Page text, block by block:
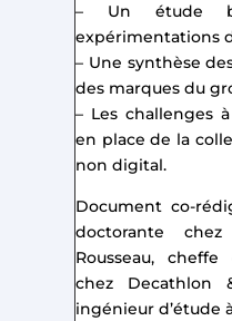
– Un étude
expérimentations
– Une synthèse
des marques du
– Les challenges
en place de la
non digital.
Document co-
doctorante
Rousseau,
chez Decathlon
ingénieur d’étude à